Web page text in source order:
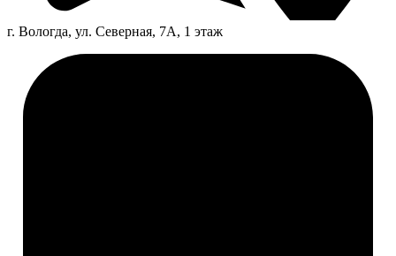
г. Вологда, ул. Северная, 7А, 1 этаж